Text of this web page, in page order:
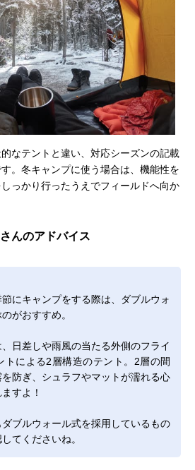
なテントと違い、対応シーズンの記載
。冬キャンプに使う場合は、機能性を
っかり行ったうえでフィールドへ向か
んのアドバイス
にキャンプをする際は、ダブルウォ
がおすすめ。
日差しや雨風の当たる外側のフライ
トによる2層構造のテント。2層の間
防ぎ、シュラフやマットが濡れる心
すよ！
ブルウォール式を採用しているもの
てくださいね。